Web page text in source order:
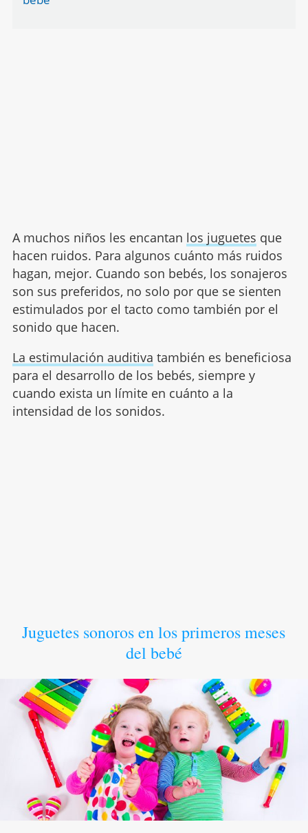
A muchos niños les encantan los juguetes que
hacen ruidos. Para algunos cuánto más ruidos
hagan, mejor. Cuando son bebés, los sonajeros
son sus preferidos, no solo por que se sienten
estimulados por el tacto como también por el
sonido que hacen.
La estimulación auditiva también es beneficiosa
para el desarrollo de los bebés, siempre y
cuando exista un límite en cuánto a la
intensidad de los sonidos.
Juguetes sonoros en los primeros meses
del bebé